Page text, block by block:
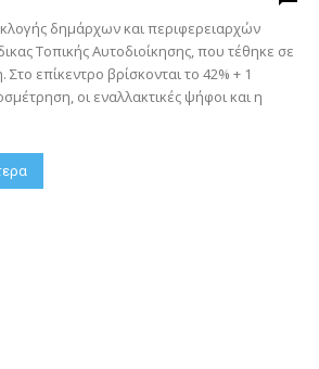
δημάρχων και περιφερειαρχών
Τοπικής Αυτοδιοίκησης, που τέθηκε σε
επίκεντρο βρίσκονται το 42% + 1
οι εναλλακτικές ψήφοι και η